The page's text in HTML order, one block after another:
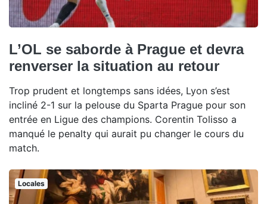
L’OL se saborde à Prague et devra
renverser la situation au retour
Trop prudent et longtemps sans idées, Lyon s’est
incliné 2-1 sur la pelouse du Sparta Prague pour son
entrée en Ligue des champions. Corentin Tolisso a
manqué le penalty qui aurait pu changer le cours du
match.
Locales